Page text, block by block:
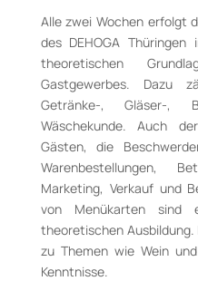
Alle zwei Wochen erfolgt
des DEHOGA
theoretischen
Gastgewerbes. Dazu
Getränke-, Gläser-,
Wäschekunde. Auch
Gästen, die
Warenbestellungen,
Marketing, Verkauf und
von Menükarten sind
theoretischen Ausbildung.
zu Themen wie Wein
Kenntnisse.